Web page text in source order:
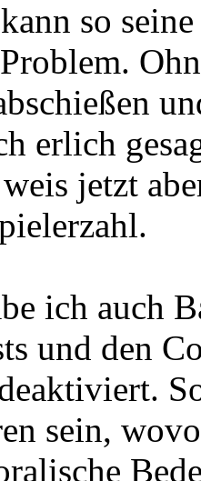
so
erlich
jetzt
ich auch
und den
sein,